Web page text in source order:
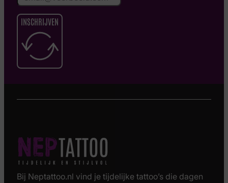
INSCHRIJVEN
Bij Neptattoo.nl vind je tijdelijke tattoo’s die dagen